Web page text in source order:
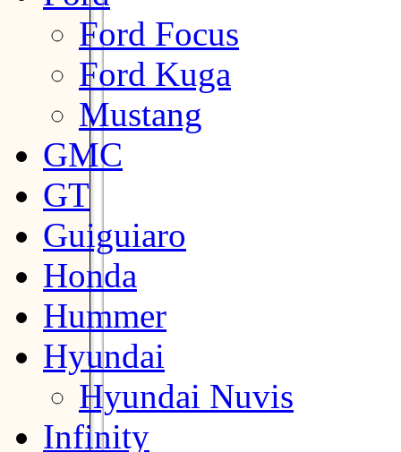
Ford Focus
Ford Kuga
Mustang
GMC
GT
Guiguiaro
Honda
Hummer
Hyundai
Hyundai Nuvis
Infinity